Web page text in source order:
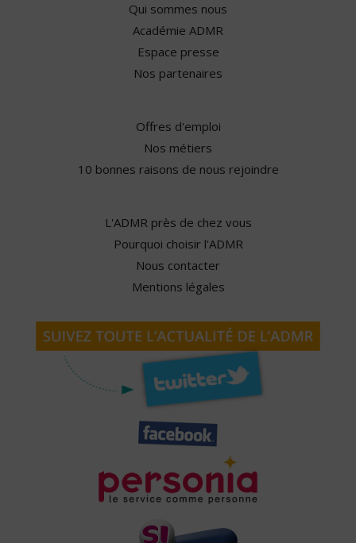
Qui sommes nous
Académie ADMR
Espace presse
Nos partenaires
Offres d'emploi
Nos métiers
10 bonnes raisons de nous rejoindre
L'ADMR près de chez vous
Pourquoi choisir l'ADMR
Nous contacter
Mentions légales